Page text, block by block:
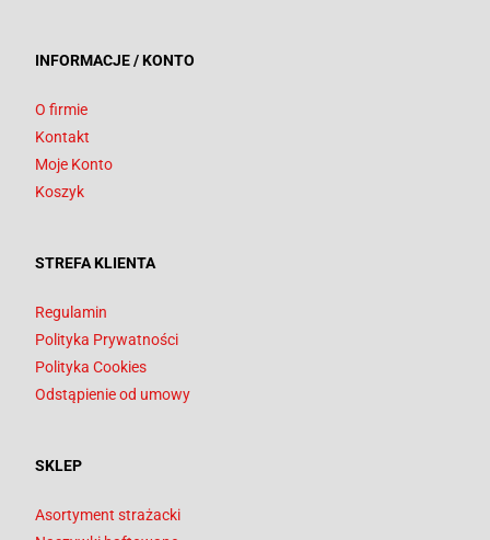
INFORMACJE / KONTO
O firmie
Kontakt
Moje Konto
Koszyk
STREFA KLIENTA
Regulamin
Polityka Prywatności
Polityka Cookies
Odstąpienie od umowy
SKLEP
Asortyment strażacki